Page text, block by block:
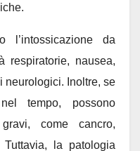
l’intossicazione da
respiratorie, nausea,
neurologici. Inoltre, se
tempo, possono
come cancro,
la patologia